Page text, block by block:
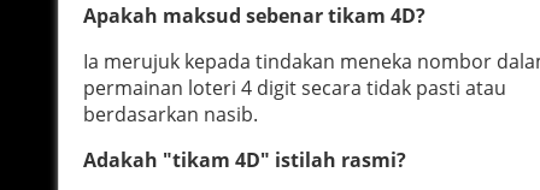
Apakah maksud sebenar tikam 4D?
Ia merujuk kepada tindakan meneka nombor
permainan loteri 4 digit secara tidak pasti atau
berdasarkan nasib.
Adakah "tikam 4D" istilah rasmi?